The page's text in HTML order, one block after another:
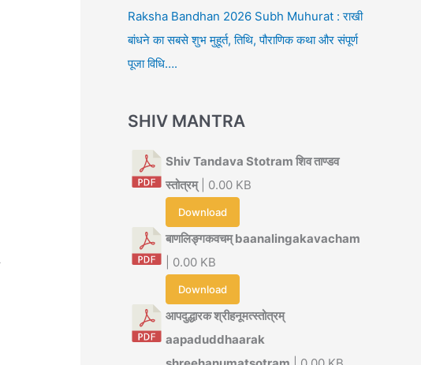
Raksha Bandhan 2026 Subh Muhurat : राखी
बांधने का सबसे शुभ मुहूर्त, तिथि, पौराणिक कथा और संपूर्ण
पूजा विधि….
SHIV MANTRA
Shiv Tandava Stotram शिव ताण्डव
स्तोत्रम्| 0.00 KB
Download
बाणलिङ्गकवचम् baanalingakavacham
| 0.00 KB
Download
आपदुद्धारक श्रीहनूमत्स्तोत्रम्
aapaduddhaarak